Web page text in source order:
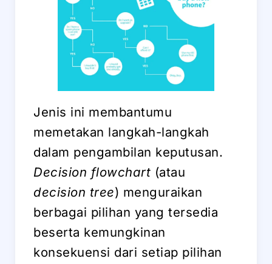
Jenis ini membantumu
memetakan langkah-langkah
dalam pengambilan keputusan.
Decision flowchart (atau
decision tree) menguraikan
berbagai pilihan yang tersedia
beserta kemungkinan
konsekuensi dari setiap pilihan